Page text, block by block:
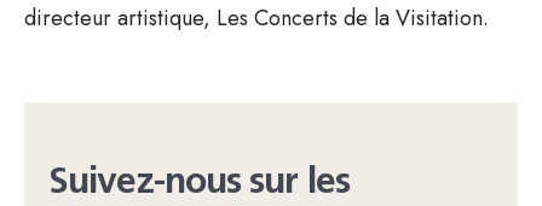
directeur artistique, Les Concerts de la Visitation.
Suivez-nous sur les